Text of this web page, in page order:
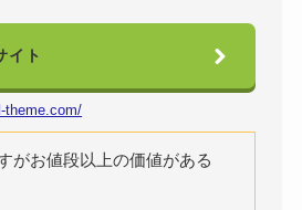
イト
theme.com/
がお値段以上の価値がある